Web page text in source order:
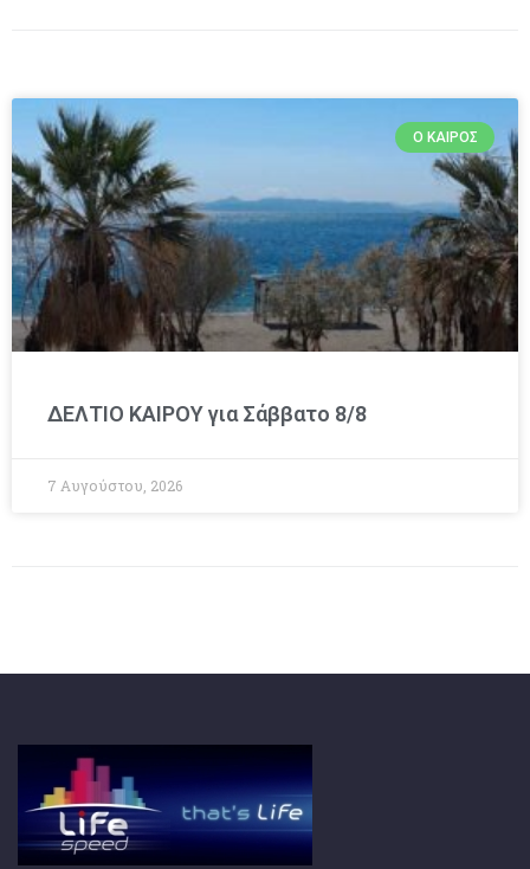
Ο ΚΑΙΡΌΣ
ΔΕΛΤΙΟ ΚΑΙΡΟΥ για Σάββατο 8/8
7 Αυγούστου, 2026